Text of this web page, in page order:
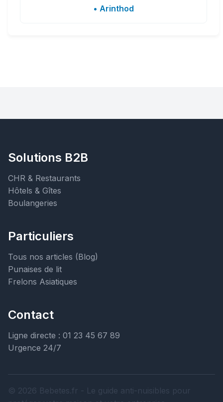
• Arinthod
Solutions B2B
CHR & Restaurants
Hôtels & Gîtes
Boulangeries
Particuliers
Tous nos articles (Blog)
Punaises de lit
Frelons Asiatiques
Contact
Ligne directe : 01 23 45 67 89
Urgence 24/7
© 2026 Bebetes.fr - Le guide anti-nuisibles pour